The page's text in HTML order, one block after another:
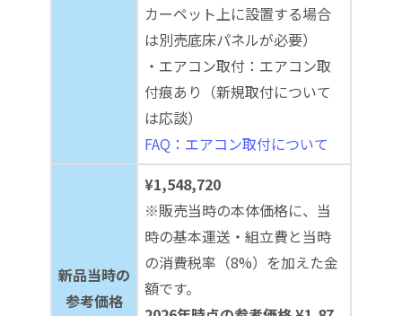
カーペット上に設置する場合
は別売底床パネルが必要）
・エアコン取付：エアコン取
付痕あり（新規取付について
は応談）
FAQ：エアコン取付について
新品当時の
参考価格
¥1,548,720
※販売当時の本体価格に、当
時の基本運送・組立費と当時
の消費税率（8%）を加えた金
額です。